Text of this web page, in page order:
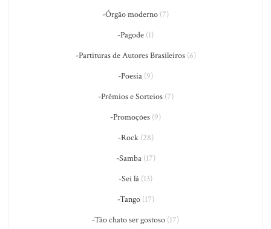
-Órgão moderno (7)
-Pagode (1)
-Partituras de Autores Brasileiros(6)
-Poesia (9)
-Prêmios e Sorteios(7)
-Promoções (9)
-Rock(28)
-Samba(17)
-Sei lá (13)
-Tango(17)
-Tão chato ser gostoso (17)